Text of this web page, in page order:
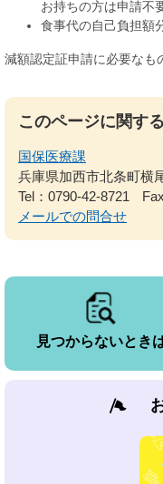
お持ちの方は申請不
食事代の自己負担額
減額認定証申請に必要なも
このページに関す
国保医療課
兵庫県加西市北条町横
Tel：0790-42-8721
メールでの問合せ
見つからないとき